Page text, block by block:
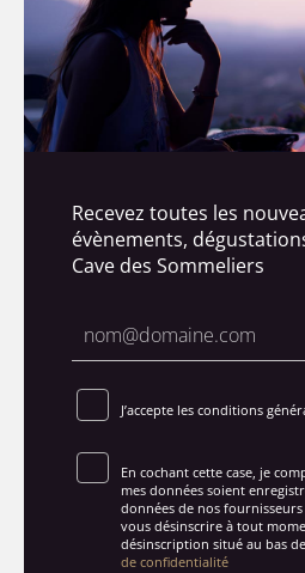
Recevez toutes les
évènements,
Cave des Sommeliers
J’accepte les conditions
En cochant cette case, je
mes données soient
données de nos
vous désinscrire à tout
désinscription situé au bas
de confidentialité